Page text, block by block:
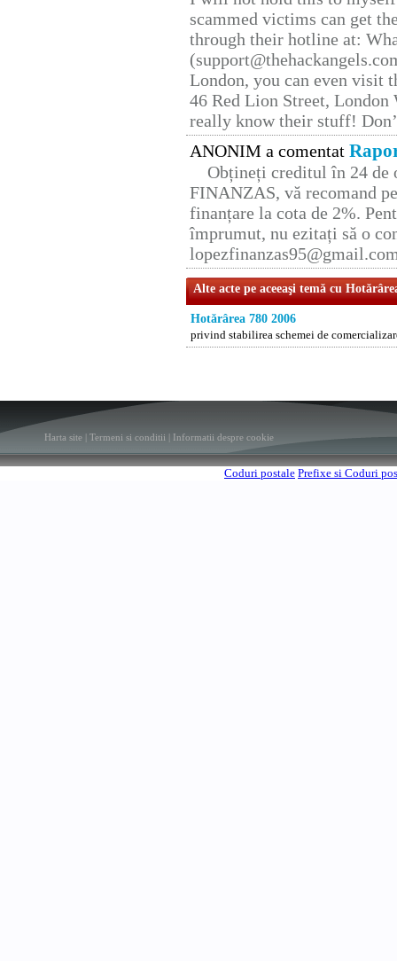
scammed victims can get
through their hotline at:
London, you can even visit
46 Red Lion Street, London
really know their stuff!
ANONIM a comentat
Obțineți creditul în 24 de
FINANZAS, vă recomand
finanțare la cota de 2%.
împrumut, nu ezitați să o
Alte acte pe aceeaşi temă cu
Hotărârea 780 2006
privind stabilirea schemei de
Harta site Termeni si conditii Informatii despre cookie
Coduri postale Prefixe si Coduri